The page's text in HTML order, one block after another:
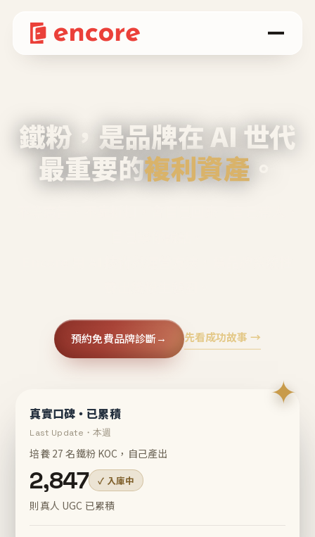
鐵粉，是品牌在 AI 世代
最重要的複利資產 。
預約免費品牌診斷→ 先看成功故事 →
✦
真實口碑・已累積
Last Update・本週
培養 27 名鐵粉 KOC，自己產出
2,847 ✓ 入庫中
則真人 UGC 已累積